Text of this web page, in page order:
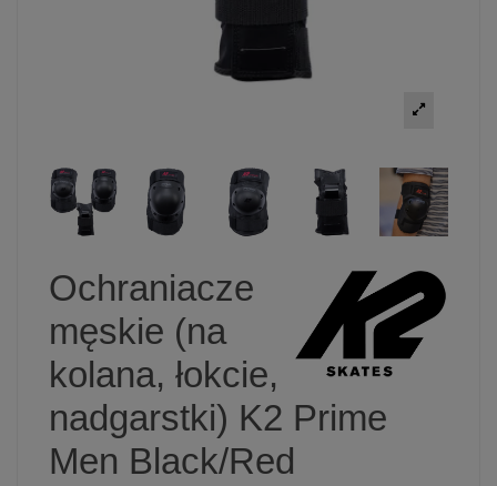
Ochraniacze
męskie (na
kolana, łokcie,
nadgarstki) K2 Prime
Men Black/Red